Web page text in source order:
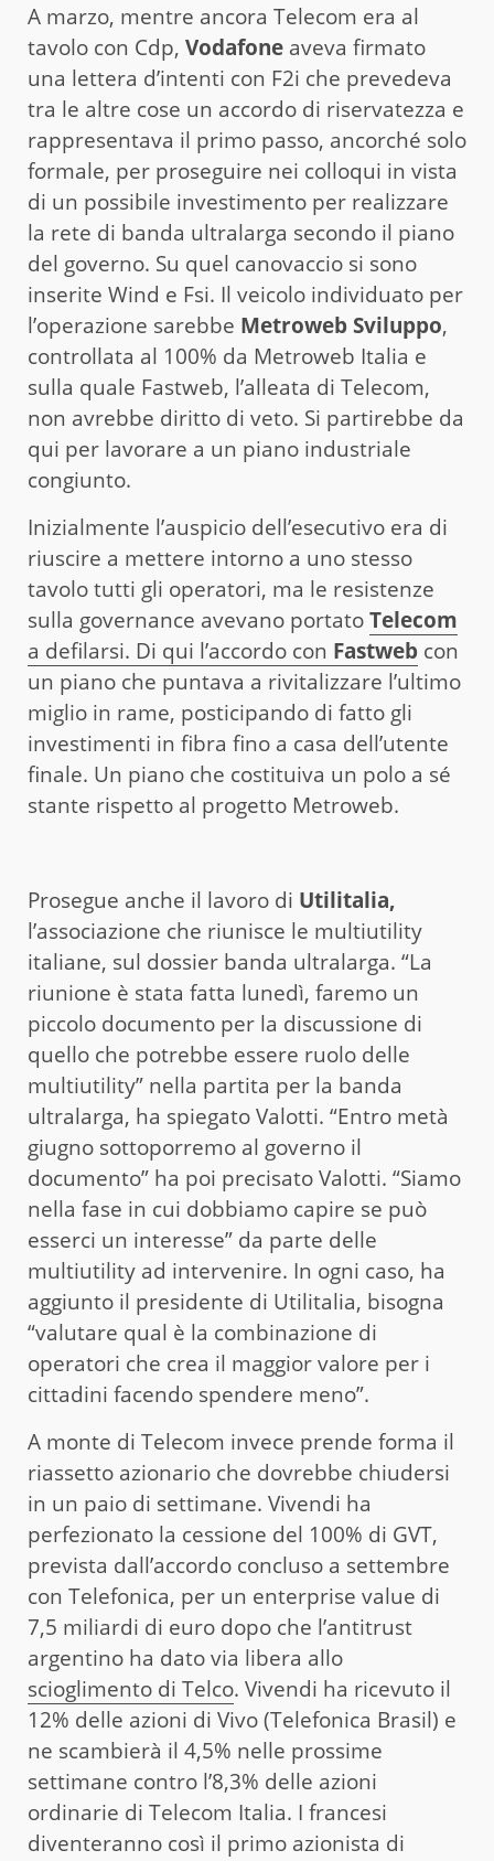
A marzo, mentre ancora Telecom era al
tavolo con Cdp, Vodafone aveva firmato
una lettera d’intenti con F2i che prevedeva
tra le altre cose un accordo di riservatezza e
rappresentava il primo passo, ancorché solo
formale, per proseguire nei colloqui in vista
di un possibile investimento per realizzare
la rete di banda ultralarga secondo il piano
del governo. Su quel canovaccio si sono
inserite Wind e Fsi. Il veicolo individuato per
l’operazione sarebbe Metroweb Sviluppo,
controllata al 100% da Metroweb Italia e
sulla quale Fastweb, l’alleata di Telecom,
non avrebbe diritto di veto. Si partirebbe da
qui per lavorare a un piano industriale
congiunto.
Inizialmente l’auspicio dell’esecutivo era di
riuscire a mettere intorno a uno stesso
tavolo tutti gli operatori, ma le resistenze
sulla governance avevano portatoTelecom
a defilarsi. Di qui l’accordo con Fastweb con
un piano che puntava a rivitalizzare l’ultimo
miglio in rame, posticipando di fatto gli
investimenti in fibra fino a casa dell’utente
finale. Un piano che costituiva un polo a sé
stante rispetto al progetto Metroweb.
Prosegue anche il lavoro di Utilitalia,
l’associazione che riunisce le multiutility
italiane, sul dossier banda ultralarga. “La
riunione è stata fatta lunedì, faremo un
piccolo documento per la discussione di
quello che potrebbe essere ruolo delle
multiutility” nella partita per la banda
ultralarga, ha spiegato Valotti. “Entro metà
giugno sottoporremo al governo il
documento” ha poi precisato Valotti. “Siamo
nella fase in cui dobbiamo capire se può
esserci un interesse” da parte delle
multiutility ad intervenire. In ogni caso, ha
aggiunto il presidente di Utilitalia, bisogna
“valutare qual è la combinazione di
operatori che crea il maggior valore per i
cittadini facendo spendere meno”.
A monte di Telecom invece prende forma il
riassetto azionario che dovrebbe chiudersi
in un paio di settimane. Vivendi ha
perfezionato la cessione del 100% di GVT,
prevista dall’accordo concluso a settembre
con Telefonica, per un enterprise value di
7,5 miliardi di euro dopo che l’antitrust
argentino ha dato via libera allo
scioglimento di Telco. Vivendi ha ricevuto il
12% delle azioni di Vivo (Telefonica Brasil) e
ne scambierà il 4,5% nelle prossime
settimane contro l’8,3% delle azioni
ordinarie di Telecom Italia. I francesi
diventeranno così il primo azionista di